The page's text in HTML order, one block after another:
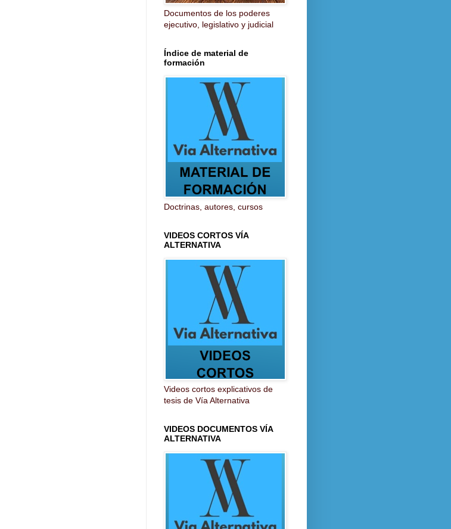
Documentos de los poderes
ejecutivo, legislativo y judicial
Índice de material de
formación
Doctrinas, autores, cursos
VIDEOS CORTOS VÍA
ALTERNATIVA
Videos cortos explicativos de
tesis de Vía Alternativa
VIDEOS DOCUMENTOS VÍA
ALTERNATIVA